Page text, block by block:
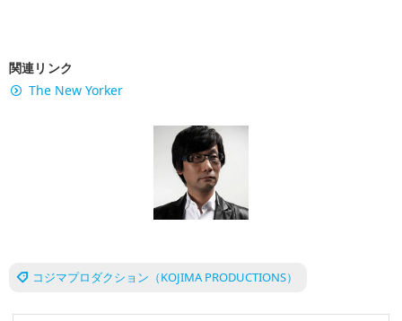
関連リンク
The New Yorker
コジマプロダクション（KOJIMA PRODUCTIONS）